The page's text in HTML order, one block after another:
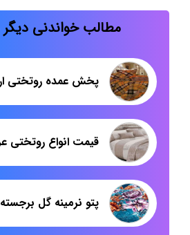
مطالب خواندنی
قیمت انواع